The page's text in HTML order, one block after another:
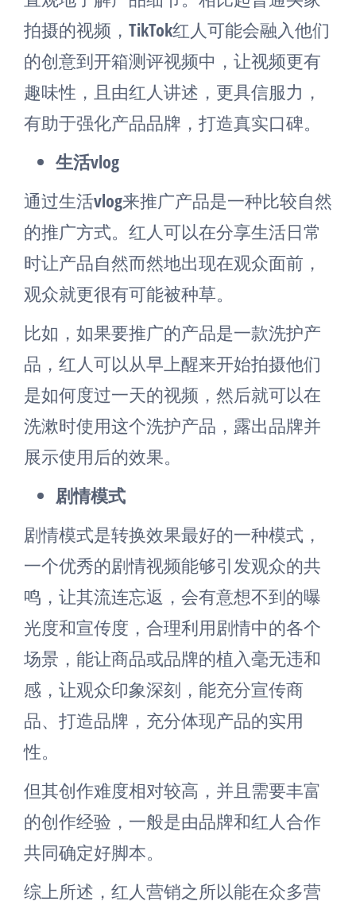
拍摄的视频，TikTok红人可能会融入他们
的创意到开箱测评视频中，让视频更有
趣味性，且由红人讲述，更具信服力，
有助于强化产品品牌，打造真实口碑。
生活vlog
通过生活vlog来推广产品是一种比较自然
的推广方式。红人可以在分享生活日常
时让产品自然而然地出现在观众面前，
观众就更很有可能被种草。
比如，如果要推广的产品是一款洗护产
品，红人可以从早上醒来开始拍摄他们
是如何度过一天的视频，然后就可以在
洗漱时使用这个洗护产品，露出品牌并
展示使用后的效果。
剧情模式
剧情模式是转换效果最好的一种模式，
一个优秀的剧情视频能够引发观众的共
鸣，让其流连忘返，会有意想不到的曝
光度和宣传度，合理利用剧情中的各个
场景，能让商品或品牌的植入毫无违和
感，让观众印象深刻，能充分宣传商
品、打造品牌，充分体现产品的实用
性。
但其创作难度相对较高，并且需要丰富
的创作经验，一般是由品牌和红人合作
共同确定好脚本。
综上所述，红人营销之所以能在众多营